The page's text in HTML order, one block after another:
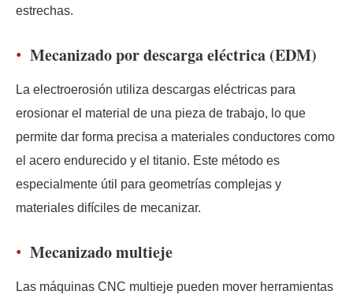
estrechas.
Mecanizado por descarga eléctrica (EDM)
La electroerosión utiliza descargas eléctricas para
erosionar el material de una pieza de trabajo, lo que
permite dar forma precisa a materiales conductores como
el acero endurecido y el titanio. Este método es
especialmente útil para geometrías complejas y
materiales difíciles de mecanizar.
Mecanizado multieje
Las máquinas CNC multieje pueden mover herramientas